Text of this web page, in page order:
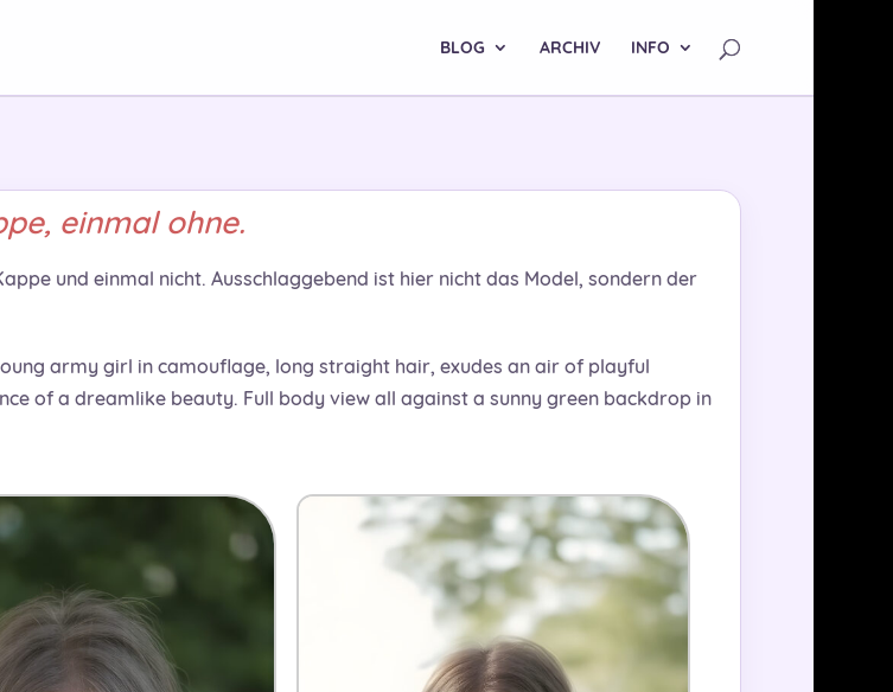
BLOG ARCHIV INFO
einmal ohne.
und einmal nicht. Ausschlaggebend ist hier nicht das Model, sondern der
army girl in camouflage, long straight hair, exudes an air of playful
of a dreamlike beauty. Full body view all against a sunny green backdrop in